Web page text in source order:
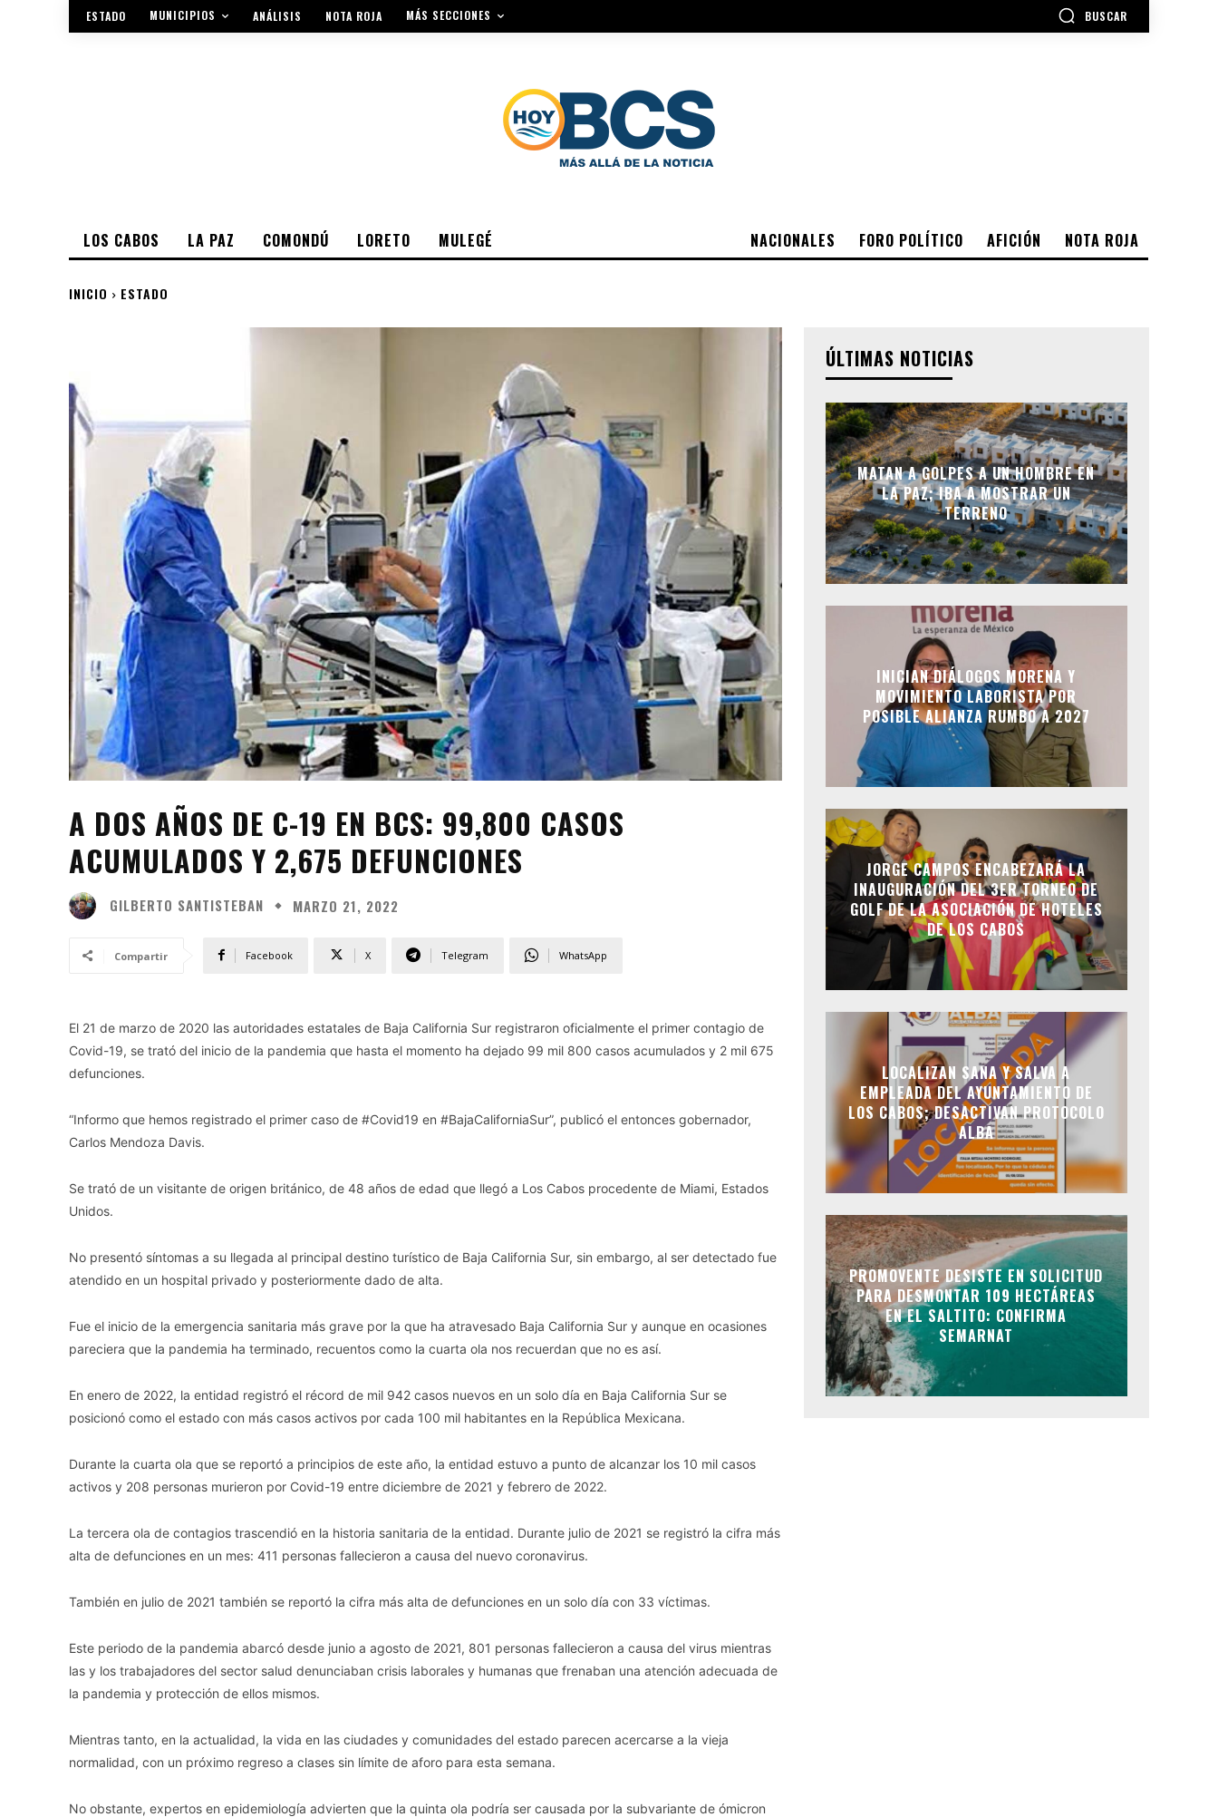
ESTADO MUNICIPIOS ANÁLISIS NOTA ROJA MÁS SECCIONES BUSCAR
NACIONALES FORO POLÍTICO AFICIÓN NOTA ROJA
LOS CABOS LA PAZ COMONDÚ LORETO MULEGÉ
INICIO ESTADO
A DOS AÑOS DE C-19 EN BCS: 99,800 CASOS
ACUMULADOS Y 2,675 DEFUNCIONES
GILBERTO SANTISTEBAN MARZO 21, 2022
Compartir Facebook X Telegram WhatsApp
El 21 de marzo de 2020 las autoridades estatales de Baja California Sur registraron oficialmente el primer contagio de
Covid-19, se trató del inicio de la pandemia que hasta el momento ha dejado 99 mil 800 casos acumulados y 2 mil 675
defunciones.
“Informo que hemos registrado el primer caso de #Covid19 en #BajaCaliforniaSur”, publicó el entonces gobernador,
Carlos Mendoza Davis.
Se trató de un visitante de origen británico, de 48 años de edad que llegó a Los Cabos procedente de Miami, Estados
Unidos.
No presentó síntomas a su llegada al principal destino turístico de Baja California Sur, sin embargo, al ser detectado fue
atendido en un hospital privado y posteriormente dado de alta.
Fue el inicio de la emergencia sanitaria más grave por la que ha atravesado Baja California Sur y aunque en ocasiones
pareciera que la pandemia ha terminado, recuentos como la cuarta ola nos recuerdan que no es así.
En enero de 2022, la entidad registró el récord de mil 942 casos nuevos en un solo día en Baja California Sur se
posicionó como el estado con más casos activos por cada 100 mil habitantes en la República Mexicana.
Durante la cuarta ola que se reportó a principios de este año, la entidad estuvo a punto de alcanzar los 10 mil casos
activos y 208 personas murieron por Covid-19 entre diciembre de 2021 y febrero de 2022.
La tercera ola de contagios trascendió en la historia sanitaria de la entidad. Durante julio de 2021 se registró la cifra más
alta de defunciones en un mes: 411 personas fallecieron a causa del nuevo coronavirus.
También en julio de 2021 también se reportó la cifra más alta de defunciones en un solo día con 33 víctimas.
Este periodo de la pandemia abarcó desde junio a agosto de 2021, 801 personas fallecieron a causa del virus mientras
las y los trabajadores del sector salud denunciaban crisis laborales y humanas que frenaban una atención adecuada de
la pandemia y protección de ellos mismos.
Mientras tanto, en la actualidad, la vida en las ciudades y comunidades del estado parecen acercarse a la vieja
normalidad, con un próximo regreso a clases sin límite de aforo para esta semana.
No obstante, expertos en epidemiología advierten que la quinta ola podría ser causada por la subvariante de ómicron
ÚLTIMAS NOTICIAS
MATAN A GOLPES A UN HOMBRE EN
LA PAZ; IBA A MOSTRAR UN
TERRENO
INICIAN DIÁLOGOS MORENA Y
MOVIMIENTO LABORISTA POR
POSIBLE ALIANZA RUMBO A 2027
JORGE CAMPOS ENCABEZARÁ LA
INAUGURACIÓN DEL 3ER TORNEO DE
GOLF DE LA ASOCIACIÓN DE HOTELES
DE LOS CABOS
LOCALIZAN SANA Y SALVA A
EMPLEADA DEL AYUNTAMIENTO DE
LOS CABOS; DESACTIVAN PROTOCOLO
ALBA
PROMOVENTE DESISTE EN SOLICITUD
PARA DESMONTAR 109 HECTÁREAS
EN EL SALTITO: CONFIRMA
SEMARNAT